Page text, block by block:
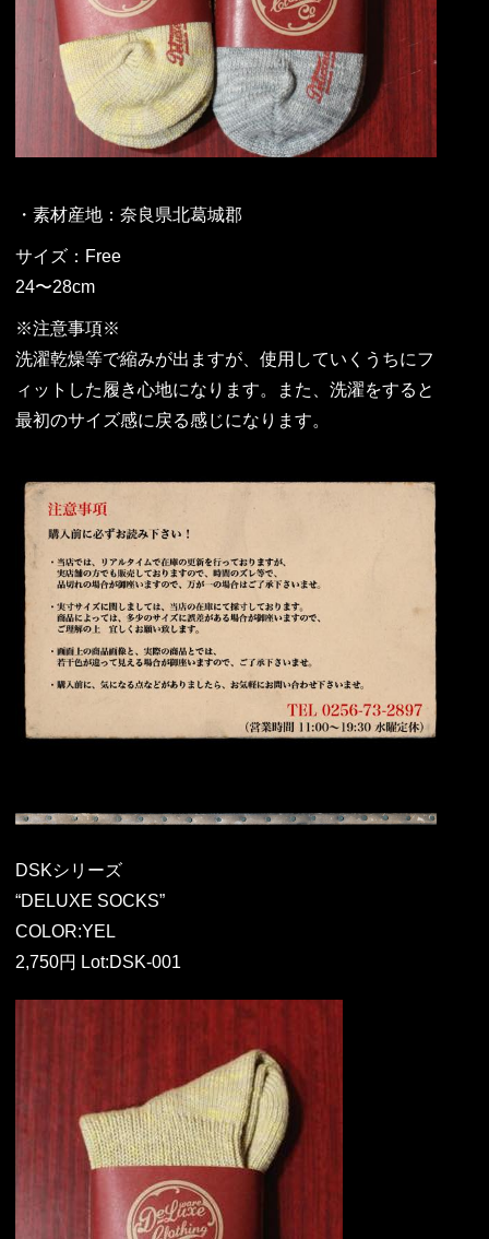
・素材産地：奈良県北葛城郡
サイズ：Free
24〜28cm
※注意事項※
洗濯乾燥等で縮みが出ますが、使用していくうちにフ
ィットした履き心地になります。また、洗濯をすると
最初のサイズ感に戻る感じになります。
DSKシリーズ
“DELUXE SOCKS”
COLOR:YEL
2,750円 Lot:DSK-001